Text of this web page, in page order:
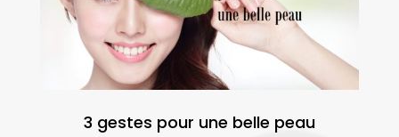
3 gestes pour une belle peau